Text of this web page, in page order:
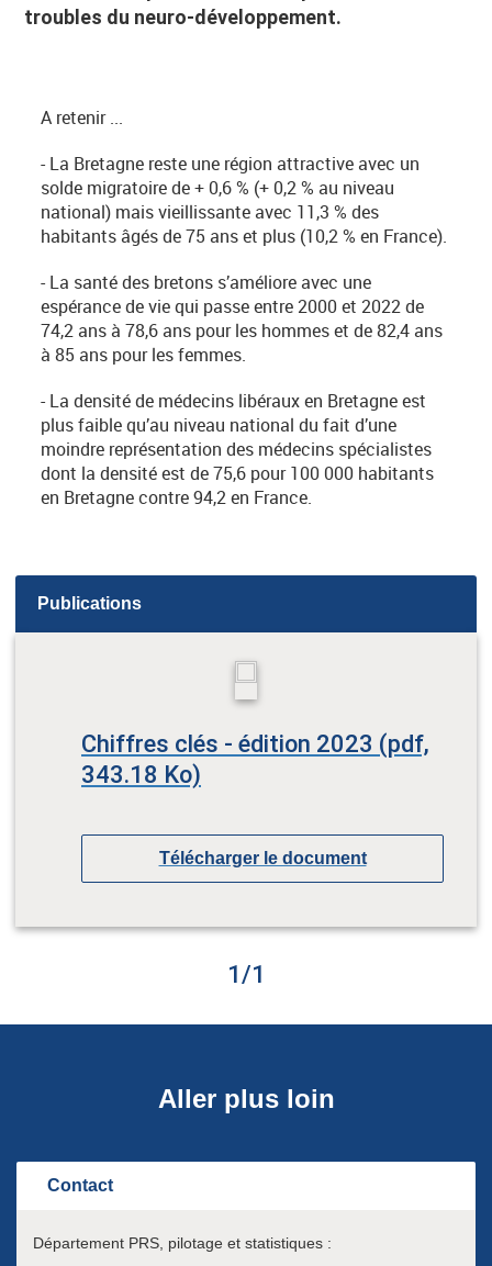
troubles du neuro-développement.
A retenir ...
- La Bretagne reste une région attractive avec un
solde migratoire de + 0,6 % (+ 0,2 % au niveau
national) mais vieillissante avec 11,3 % des
habitants âgés de 75 ans et plus (10,2 % en France).
- La santé des bretons s’améliore avec une
espérance de vie qui passe entre 2000 et 2022 de
74,2 ans à 78,6 ans pour les hommes et de 82,4 ans
à 85 ans pour les femmes.
- La densité de médecins libéraux en Bretagne est
plus faible qu’au niveau national du fait d’une
moindre représentation des médecins spécialistes
dont la densité est de 75,6 pour 100 000 habitants
en Bretagne contre 94,2 en France.
Publications
Chiffres clés - édition 2023 (pdf,
343.18 Ko)
Télécharger le document
1 /1
Aller plus loin
Contact
Département PRS, pilotage et statistiques :